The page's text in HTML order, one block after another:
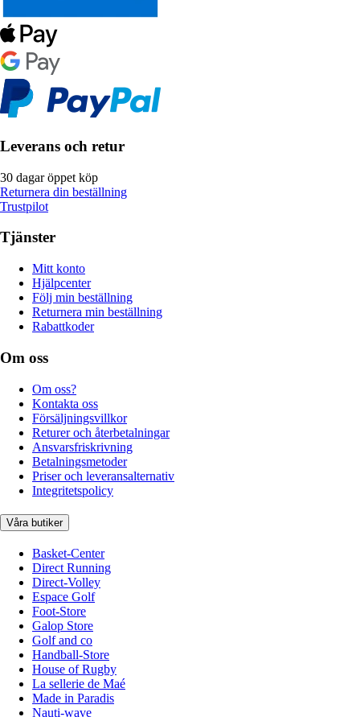
Leverans och retur
30 dagar öppet köp
Returnera din beställning
Trustpilot
Tjänster
Mitt konto
Hjälpcenter
Följ min beställning
Returnera min beställning
Rabattkoder
Om oss
Om oss?
Kontakta oss
Försäljningsvillkor
Returer och återbetalningar
Ansvarsfriskrivning
Betalningsmetoder
Priser och leveransalternativ
Integritetspolicy
Våra butiker
Basket-Center
Direct Running
Direct-Volley
Espace Golf
Foot-Store
Galop Store
Golf and co
Handball-Store
House of Rugby
La sellerie de Maé
Made in Paradis
Nauti-wave